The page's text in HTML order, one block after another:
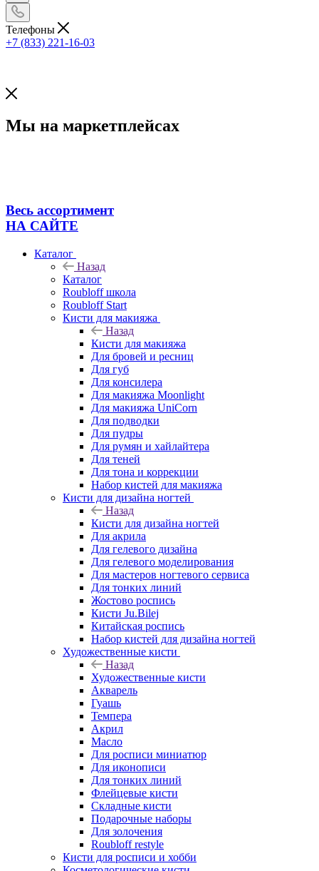
Телефоны
+7 (833) 221-16-03
Мы на маркетплейсах
Весь ассортимент
НА САЙТЕ
Каталог
Назад
Каталог
Roubloff школа
Roubloff Start
Кисти для макияжа
Назад
Кисти для макияжа
Для бровей и ресниц
Для губ
Для консилера
Для макияжа Moonlight
Для макияжа UniCorn
Для подводки
Для пудры
Для румян и хайлайтера
Для теней
Для тона и коррекции
Набор кистей для макияжа
Кисти для дизайна ногтей
Назад
Кисти для дизайна ногтей
Для акрила
Для гелевого дизайна
Для гелевого моделирования
Для мастеров ногтевого сервиса
Для тонких линий
Жостово роспись
Кисти Ju.Bilej
Китайская роспись
Набор кистей для дизайна ногтей
Художественные кисти
Назад
Художественные кисти
Акварель
Гуашь
Темпера
Акрил
Масло
Для росписи миниатюр
Для иконописи
Для тонких линий
Флейцевые кисти
Складные кисти
Подарочные наборы
Для золочения
Roubloff restyle
Кисти для росписи и хобби